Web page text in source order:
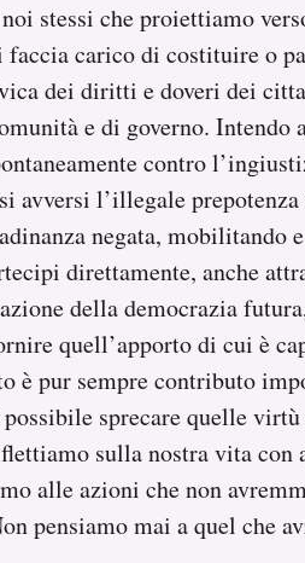
stessi che proiettiamo
faccia carico di costituire o
dei diritti e doveri dei
e di governo.
contro
avversi l’illegale
negata, mobilitando
direttamente, anche
della democrazia
quell’apporto di cui è
è pur sempre contributo
sprecare quelle
sulla nostra vita
alle azioni che non
pensiamo mai a quel che